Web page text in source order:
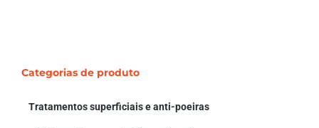
Categorias de produto
Tratamentos superficiais e anti-poeiras